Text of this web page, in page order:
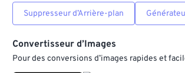
Suppresseur d’Arrière-plan
Convertisseur d’Images
Pour des conversions d’images rapides et